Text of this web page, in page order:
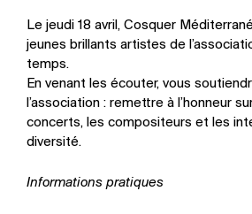
Le jeudi 18 avril, Cosquer
jeunes brillants artistes de
temps.
En venant les écouter, vous
l’association : remettre à l’honneur
concerts, les compositeurs et les
diversité.
Informations pratiques